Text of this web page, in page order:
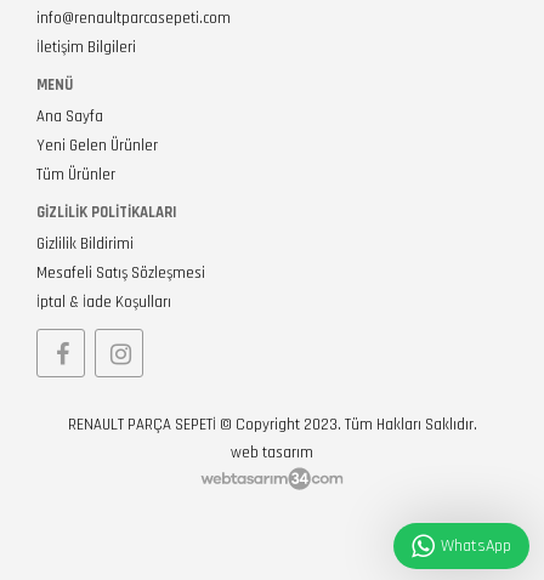
info@renaultparcasepeti.com
İletişim Bilgileri
MENÜ
Ana Sayfa
Yeni Gelen Ürünler
Tüm Ürünler
GIZLILIK POLITIKALARI
Gizlilik Bildirimi
Mesafeli Satış Sözleşmesi
İptal & İade Koşulları
RENAULT PARÇA SEPETİ © Copyright 2023. Tüm Hakları Saklıdır.
web tasarım
WhatsApp